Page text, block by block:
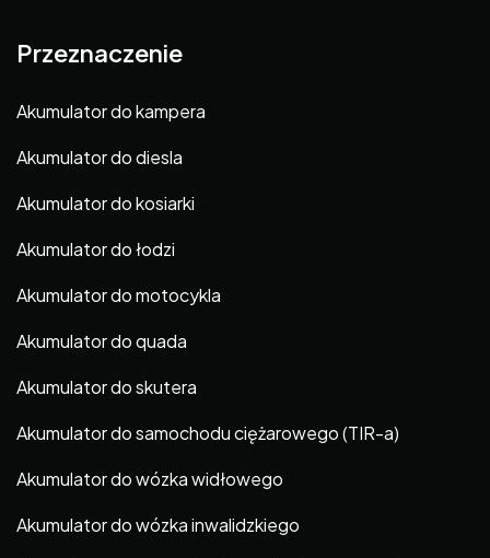
Przeznaczenie
Akumulator do kampera
Akumulator do diesla
Akumulator do kosiarki
Akumulator do łodzi
Akumulator do motocykla
Akumulator do quada
Akumulator do skutera
Akumulator do samochodu ciężarowego (TIR-a)
Akumulator do wózka widłowego
Akumulator do wózka inwalidzkiego